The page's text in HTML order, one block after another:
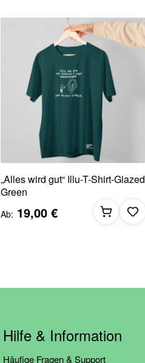
„Alles wird gut“ Illu-T-Shirt-Glazed
Green
Ab 19,00 €
Hilfe & Information
Häufige Fragen & Support